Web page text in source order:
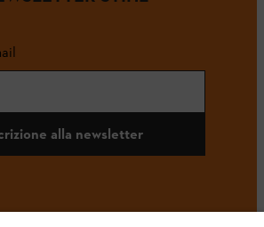
alla newsletter